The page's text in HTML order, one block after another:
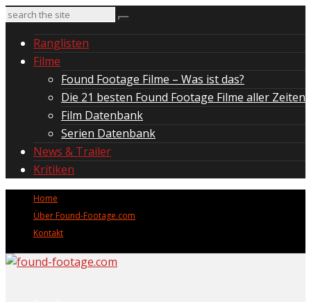
Ranglisten
Filme
Found Footage Filme – Was ist das?
Die 21 besten Found Footage Filme aller Zeiten
Film Datenbank
Serien Datenbank
News & Trailer
Kritiken
Home
Über Found-Footage.com
Kontakt